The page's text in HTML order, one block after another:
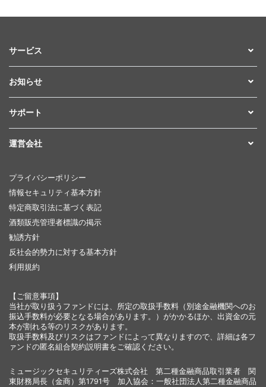
サービス
お知らせ
サポート
運営会社
プライバシーポリシー
情報セキュリティ基本方針
特定商取引法に基づく表記
酒類販売管理者標識の掲示
勧誘方針
反社会的勢力に対する基本方針
利用規約
【ご留意事項】
当社が取り扱うファンドには、所定の取扱手数料（別途金融機関へのお
振込手数料が必要となる場合があります。）がかかるほか、出資金の元
本が割れる等のリスクがあります。
取扱手数料及びリスクはファンドによって異なりますので、詳細は各フ
ァンドの匿名組合契約説明書をご確認ください。
ミュージックセキュリティーズ株式会社 第二種金融商品取引業者 関
東財務局長（金商）第1791号 加入協会：一般社団法人第二種金融商品